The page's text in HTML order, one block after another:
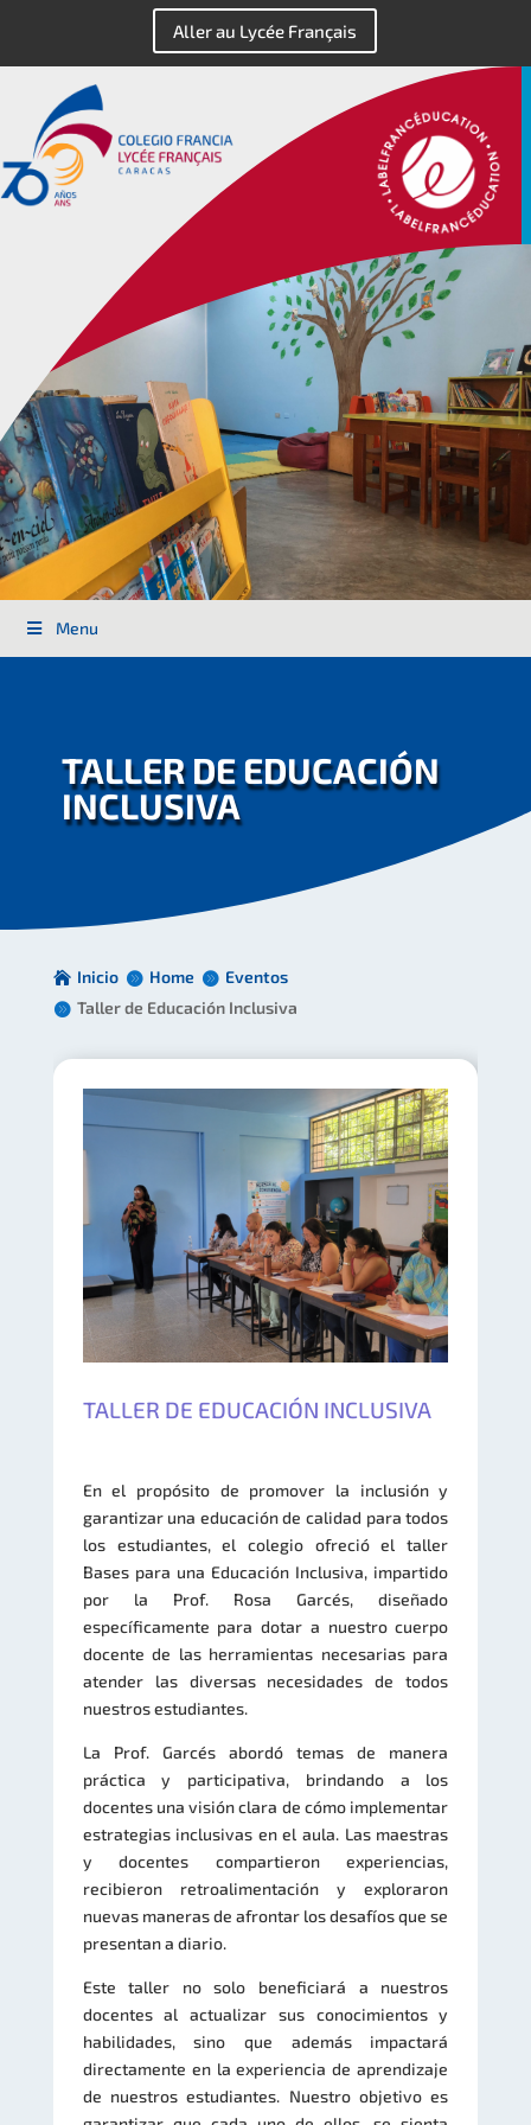
Aller au Lycée Français
Menu
TALLER DE EDUCACIÓN
INCLUSIVA
Inicio Home
Eventos
Taller de Educación Inclusiva
TALLER DE EDUCACIÓN INCLUSIVA
En el propósito de promover la inclusión y
garantizar una educación de calidad para todos
los estudiantes, el colegio ofreció el taller
Bases para una Educación Inclusiva, impartido
por la Prof. Rosa Garcés, diseñado
específicamente para dotar a nuestro cuerpo
docente de las herramientas necesarias para
atender las diversas necesidades de todos
nuestros estudiantes.
La Prof. Garcés abordó temas de manera
práctica y participativa, brindando a los
docentes una visión clara de cómo implementar
estrategias inclusivas en el aula. Las maestras
y docentes compartieron experiencias,
recibieron retroalimentación y exploraron
nuevas maneras de afrontar los desafíos que se
presentan a diario.
Este taller no solo beneficiará a nuestros
docentes al actualizar sus conocimientos y
habilidades, sino que además impactará
directamente en la experiencia de aprendizaje
de nuestros estudiantes. Nuestro objetivo es